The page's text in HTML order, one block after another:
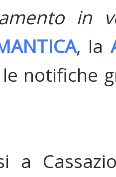
in
, la
notifiche
a